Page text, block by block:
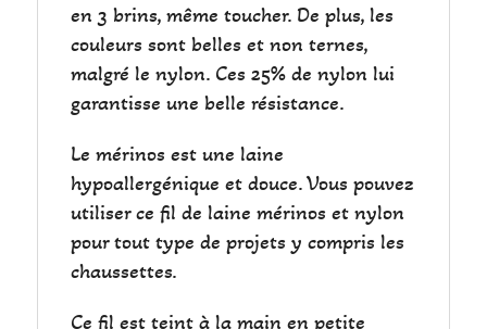
en 3 brins, même toucher. De plus, les
couleurs sont belles et non ternes,
malgré le nylon. Ces 25% de nylon lui
garantisse une belle résistance.
Le mérinos est une laine
hypoallergénique et douce. Vous pouvez
utiliser ce fil de laine mérinos et nylon
pour tout type de projets y compris les
chaussettes.
Ce fil est teint à la main en petite